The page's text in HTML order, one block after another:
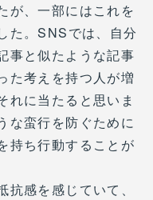
が、一部にはこれを
た。SNSでは、自分
事と似たような記事
た考えを持つ人が増
れに当たると思いま
な蛮行を防ぐために
持ち行動することが
感を感じていて、